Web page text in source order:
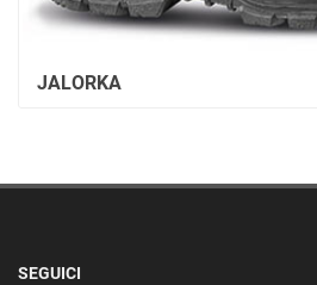
JALORKA
SEGUICI